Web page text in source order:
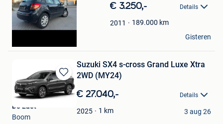
€ 3.250,- Details
2011 189.000 km
Axel
Gisteren
Bewaren
in
Mijn
Favorieten
Suzuki SX4 s-cross Grand Luxe Xtra
2WD (MY24)
€ 27.040,- Details
2025 1 km
De Laet
Boom
3 aug 26